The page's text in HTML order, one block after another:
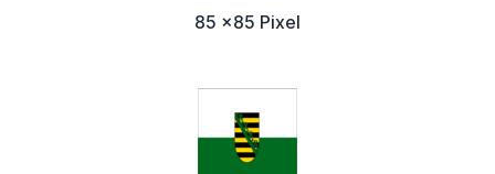
85 x85 Pixel